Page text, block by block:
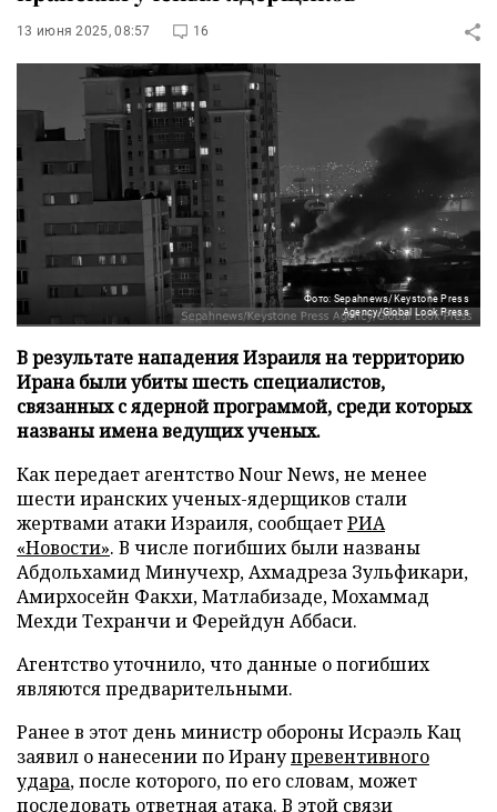
13 июня 2025, 08:57 16
Фото: Sepahnews/Keystone Press
Agency/Global Look Press
В результате нападения Израиля на территорию
Ирана были убиты шесть специалистов,
связанных с ядерной программой, среди которых
названы имена ведущих ученых.
Как передает агентство Nour News, не менее
шести иранских ученых-ядерщиков стали
жертвами атаки Израиля, сообщаетРИА
«Новости». В числе погибших были названы
Абдольхамид Минучехр, Ахмадреза Зульфикари,
Амирхосейн Факхи, Матлабизаде, Мохаммад
Мехди Техранчи и Ферейдун Аббаси.
Агентство уточнило, что данные о погибших
являются предварительными.
Ранее в этот день министр обороны Исраэль Кац
заявил о нанесении по Иранупревентивного
удара, после которого, по его словам, может
последовать ответная атака. В этой связи